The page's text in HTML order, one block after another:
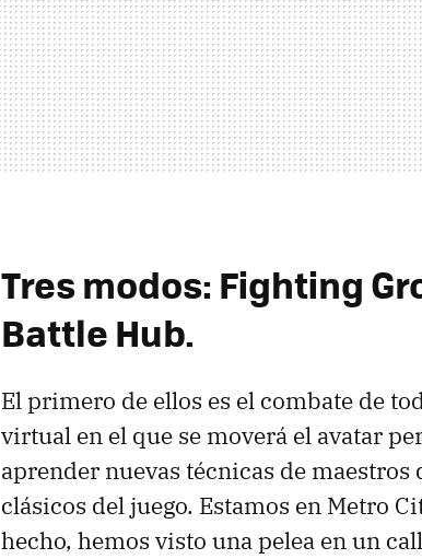
Tres modos: Fighting
Battle Hub.
El primero de ellos es el combate de
virtual en el que se moverá el avatar
aprender nuevas técnicas de
clásicos del juego. Estamos en Metro
hecho, hemos visto una pelea en un